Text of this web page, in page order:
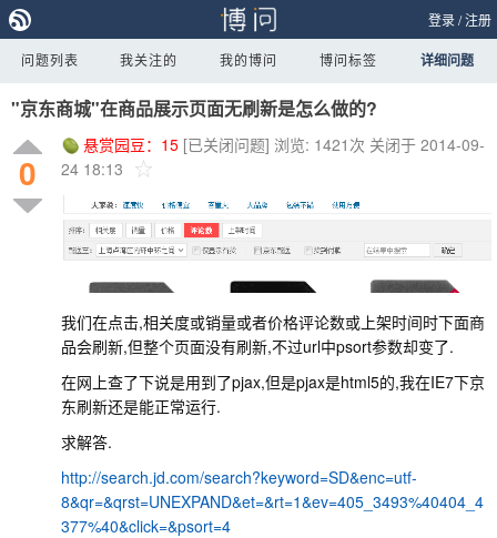
登录/注册
问题列表 我关注的 我的博问 博问标签 详细问题
"京东商城"在商品展示页面无刷新是怎么做的?
0
悬赏园豆： 15 [已关闭问题] 浏览: 1421次 关闭于 2014-09-
24 18:13
我们在点击,相关度或销量或者价格评论数或上架时间时下面商
品会刷新,但整个页面没有刷新,不过url中psort参数却变了.
在网上查了下说是用到了pjax,但是pjax是html5的,我在IE7下京
东刷新还是能正常运行.
求解答.
http://search.jd.com/search?keyword=SD&enc=utf-
8&qr=&qrst=UNEXPAND&et=&rt=1&ev=405_3493%40404_4
377%40&click=&psort=4